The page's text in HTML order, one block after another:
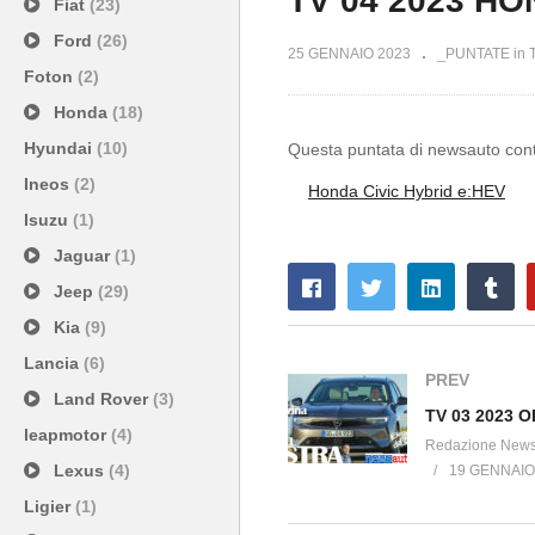
Fiat (23)
Ford (26)
Foton (2)
Honda (18)
Hyundai (10)
Ineos (2)
Isuzu (1)
Jaguar(1)
Jeep (29)
Kia (9)
Lancia (6)
Land Rover(3)
leapmotor(4)
Lexus (4)
Ligier(1)
25 GENNAIO 2023 _PUNTATE in
Questa puntata di newsauto
Honda Civic Hybrid e:HEV
PREV
Redazione
19